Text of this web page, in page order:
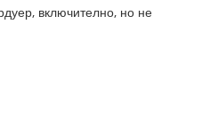
включително, но не